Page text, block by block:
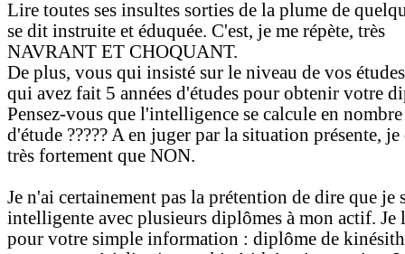
Lire toutes ses insultes sorties de la plume de
se dit instruite et éduquée. C'est, je me répète, très
NAVRANT ET CHOQUANT.
De plus, vous qui insisté sur le niveau de vos
qui avez fait 5 années d'études pour obtenir votre
Pensez-vous que l'intelligence se calcule en nombre
d'étude ????? A en juger par la situation présente,
très fortement que NON.
Je n'ai certainement pas la prétention de dire que je
intelligente avec plusieurs diplômes à mon actif. Je
pour votre simple information : diplôme de